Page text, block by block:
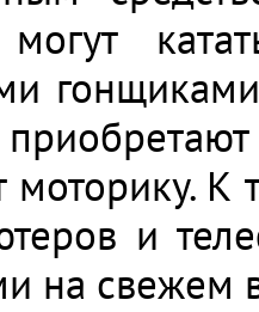
моторику. К
и
на свежем